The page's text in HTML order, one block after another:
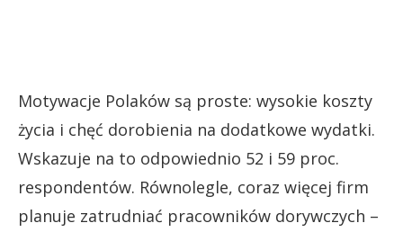
Motywacje Polaków są proste: wysokie koszty
życia i chęć dorobienia na dodatkowe wydatki.
Wskazuje na to odpowiednio 52 i 59 proc.
respondentów. Równolegle, coraz więcej firm
planuje zatrudniać pracowników dorywczych –